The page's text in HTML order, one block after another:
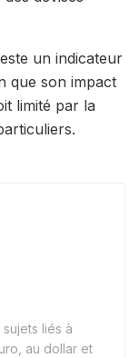
un indicateur
que son impact
limité par la
liés à
au dollar et